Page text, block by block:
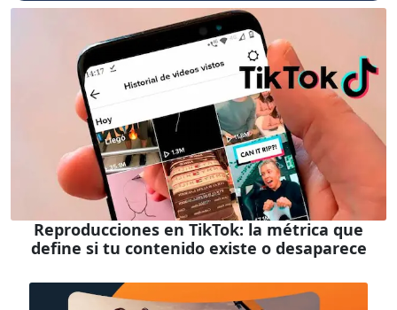
Reproducciones en TikTok: la métrica que
define si tu contenido existe o desaparece